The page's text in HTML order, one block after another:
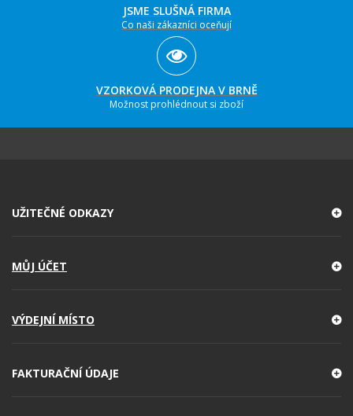
JSME SLUŠNÁ FIRMA
Co naši zákazníci oceňují
VZORKOVÁ PRODEJNA V BRNĚ
Možnost prohlédnout si zboží
UŽITEČNÉ ODKAZY
MŮJ ÚČET
VÝDEJNÍ MÍSTO
FAKTURAČNÍ ÚDAJE